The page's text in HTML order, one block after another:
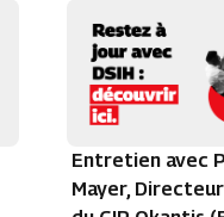
Entretien avec
Mayer,